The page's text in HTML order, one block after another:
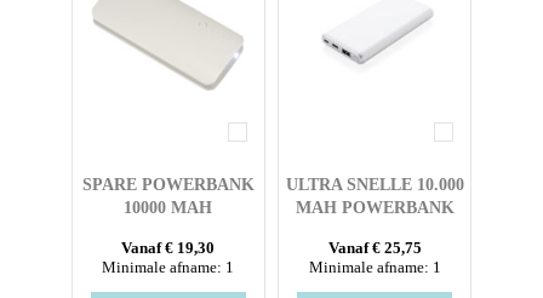
SPARE POWERBANK
10000 MAH
Vanaf € 19,30
Minimale afname: 1
ULTRA SNELLE 10.000
MAH POWERBANK
Vanaf € 25,75
Minimale afname: 1